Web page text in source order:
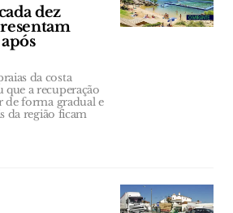
dez
da costa
a recuperação
de forma gradual e
da região ficam